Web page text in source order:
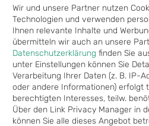
Kontakt
Leistungen
Seefracht
Luftfracht
Landtransporte
Lagerung
Projekte
Verzollung
Wir und unsere Partner nutzen
Technologien und verwenden
Ihnen relevante Inhalte und
übermitteln wir auch an unsere
Datenschutzerklärung finden Sie
unter Einstellungen können Sie
Verarbeitung Ihrer Daten (z. B. IP-
oder andere Informationen) erfolgt
berechtigten Interesses, teilw.
Über den Link Privacy Manager in
können Sie alle dieses Angebot